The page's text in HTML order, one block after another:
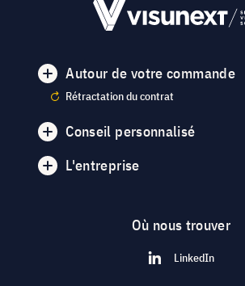
Autour de votre commande
Rétractation du contrat
Conseil personnalisé
L'entreprise
Où nous trouver
LinkedIn